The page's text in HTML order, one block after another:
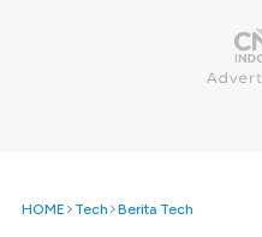
HOME Tech Berita Tech